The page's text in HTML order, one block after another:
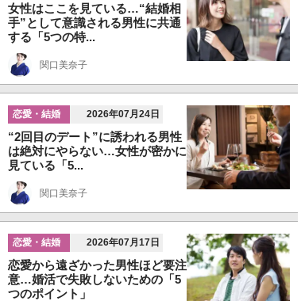
女性はここを見ている…“結婚相
手”として意識される男性に共通
する「5つの特...
関口美奈子
恋愛・結婚 2026年07月24日
“2回目のデート”に誘われる男性
は絶対にやらない…女性が密かに
見ている「5...
関口美奈子
恋愛・結婚 2026年07月17日
恋愛から遠ざかった男性ほど要注
意…婚活で失敗しないための「5
つのポイント」